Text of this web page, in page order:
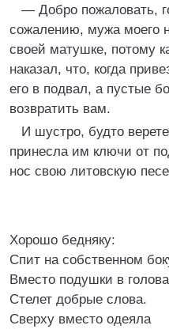
― Добро пожаловать,
сожалению, мужа моего
своей матушке, потому
наказал, что, когда
его в подвал, а пустые
возвратить вам.
И шустро, будто
принесла им ключи от
нос свою литовскую
Хорошо бедняку:
Спит на собственном
Вместо подушки в голова
Стелет добрые слова.
Сверху вместо одеяла